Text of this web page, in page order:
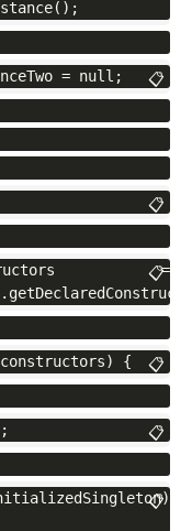
= null; 📋
📋
=
📋
{ 📋
📋
📋